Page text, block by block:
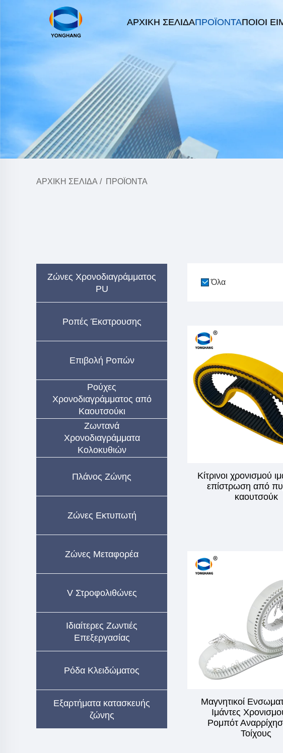
ΑΡΧΙΚΉ ΣΕΛΊΔΑΠΡΟΪΌΝΤΑΠΟΙΟΙ
ΑΡΧΙΚΉ ΣΕΛΊΔΑ / ΠΡΟΪΌΝΤΑ
Ζώνες Χρονοδιαγράμματος
PU
Ροπές Έκστρουσης
Επιβολή Ροπών
Ρούχες
Χρονοδιαγράμματος από
Καουτσούκι
Ζωντανά
Χρονοδιαγράμματα
Κολοκυθιών
Πλάνος Ζώνης
Ζώνες Εκτυπωτή
Ζώνες Μεταφορέα
V Στροφολιθώνες
Ιδιαίτερες Ζωντιές
Επεξεργασίας
Ρόδα Κλειδώματος
Εξαρτήματα κατασκευής
ζώνης
Όλα
Κίτρινοι χρονισμού
επίστρωση από
καουτσούκ
Μαγνητικοί
Ιμάντες
Ρομπότ
Τοίχους